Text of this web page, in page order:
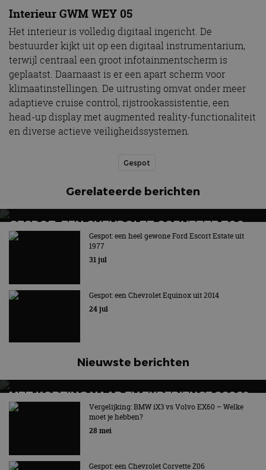
Interieur GWM WEY 05
Het interieur is volledig digitaal ingericht. De
bestuurder kijkt uit op een digitaal instrumentarium,
terwijl centraal een groot infotainmentscherm is
geplaatst. Daarnaast is er een apart scherm voor
klimaatinstellingen. De uitrusting omvat onder meer
adaptieve cruise control, rijstrookassistentie, een
head-up display met augmented reality-functionaliteit
en diverse actieve veiligheidssystemen.
Gespot
Gerelateerde berichten
GESPOT: EEN CHEVROLET CORVETTE Z06
Little red CorvetteGespot: een heel gewone Ford Escort Estate uit
1977
31 jul
Gespot: een Chevrolet Equinox uit 2014
24 jul
Nieuwste berichten
MET KORTING NAAR EV EXPERIENCE 2026?
AUTORAI REGELT HET!
EV Experience 2026 van 24 tot 26 september
Vergelijking: BMW iX3 vs Volvo EX60 – Welke
moet je hebben?
28 mei
Gespot: een Chevrolet Corvette Z06